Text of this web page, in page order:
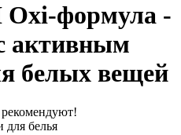
формула -
активным
белых вещей
рекомендуют!
для белья